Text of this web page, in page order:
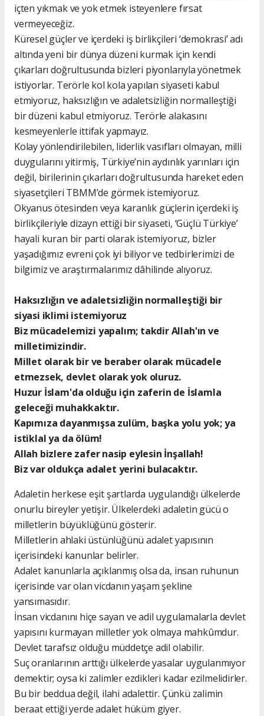
içten yıkmak ve yok etmek isteyenlere fırsat
vermeyeceğiz.
Küresel güçler ve içerdeki iş birlikçileri ‘demokrasi’ adı
altında yeni bir dünya düzeni kurmak için kendi
çıkarları doğrultusunda bizleri piyonlarıyla yönetmek
istiyorlar. Terörle kol kola yapılan siyaseti kabul
etmiyoruz, haksızlığın ve adaletsizliğin normalleştiği
bir düzeni kabul etmiyoruz. Terörle alakasını
kesmeyenlerle ittifak yapmayız.
Kolay yönlendirilebilen, liderlik vasıfları olmayan, milli
duygularını yitirmiş, Türkiye’nin aydınlık yarınları için
değil, birilerinin çıkarları doğrultusunda hareket eden
siyasetçileri TBMM’de görmek istemiyoruz.
Okyanus ötesinden veya karanlık güçlerin içerdeki iş
birlikçileriyle dizayn ettiği bir siyaseti, ‘Güçlü Türkiye’
hayali kuran bir parti olarak istemiyoruz, bizler
yaşadığımız evreni çok iyi biliyor ve tedbirlerimizi de
bilgimiz ve araştırmalarımız dâhilinde alıyoruz.
Haksızlığın ve adaletsizliğin normalleştiği bir
siyasi iklimi istemiyoruz
Biz mücadelemizi yapalım; takdir Allah'ın ve
milletimizindir.
Millet olarak bir ve beraber olarak mücadele
etmezsek, devlet olarak yok oluruz.
Huzur İslam'da olduğu için zaferin de İslamla
geleceği muhakkaktır.
Kapımıza dayanmışsa zulüm, başka yolu yok; ya
istiklal ya da ölüm!
Allah bizlere zafer nasip eylesin İnşallah!
Biz var oldukça adalet yerini bulacaktır.
Adaletin herkese eşit şartlarda uygulandığı ülkelerde
onurlu bireyler yetişir. Ülkelerdeki adaletin gücü o
milletlerin büyüklüğünü gösterir.
Milletlerin ahlaki üstünlüğünü adalet yapısının
içerisindeki kanunlar belirler.
Adalet kanunlarla açıklanmış olsa da, insan ruhunun
içerisinde var olan vicdanın yaşam şekline
yansımasıdır.
İnsan vicdanını hiçe sayan ve adil uygulamalarla devlet
yapısını kurmayan milletler yok olmaya mahkûmdur.
Devlet tarafsız olduğu müddetçe adil olabilir.
Suç oranlarının arttığı ülkelerde yasalar uygulanmıyor
demektir; oysa ki zalimler ezdikleri kadar ezilmelidirler.
Bu bir beddua değil, ilahi adalettir. Çünkü zalimin
beraat ettiği yerde adalet hüküm giyer.